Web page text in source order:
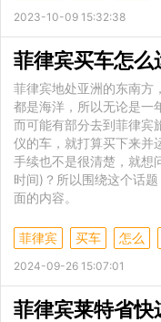
2023-10-09 15:32:38
菲律宾买车怎
菲律宾地处亚洲的东南方
都是海洋，所以无论是一
而可能有部分去到菲律宾
仪的车，就打算买下来并
手续也不是很清楚，就想
时间)？所以围绕这个话
面的内容。
菲律宾 买车 怎么
2024-09-26 15:07:01
菲律宾莱特省